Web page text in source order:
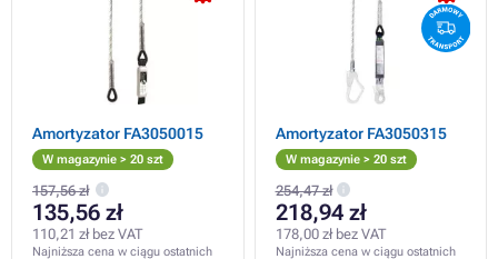
Amortyzator FA3050015
W magazynie > 20 szt
157,56 zł
135,56 zł
110,21 zł bez VAT
Najniższa cena w ciągu ostatnich
Amortyzator FA3050315
W magazynie > 20 szt
254,47 zł
218,94 zł
178,00 zł bez VAT
Najniższa cena w ciągu ostatnich